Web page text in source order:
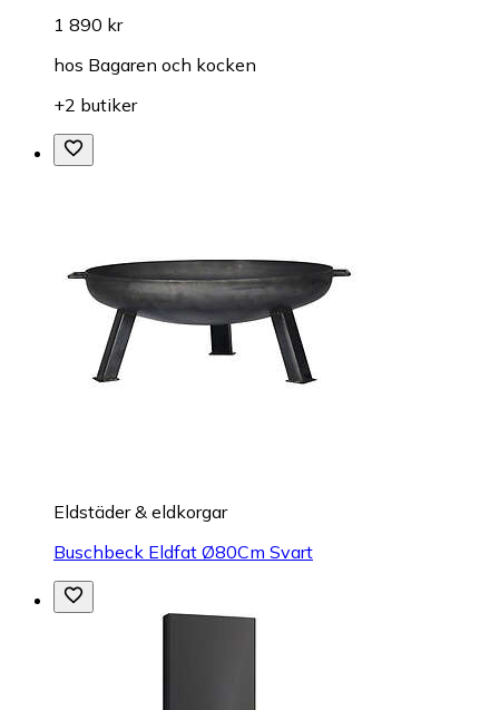
1 890 kr
hos Bagaren och kocken
+2 butiker
Eldstäder & eldkorgar
Buschbeck Eldfat Ø80Cm Svart